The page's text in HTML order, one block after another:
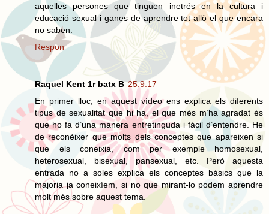
aquelles persones que tinguen inetrés en la cultura i
educació sexual i ganes de aprendre tot allò el que encara
no saben.
Respon
Raquel Kent 1r batx B 25.9.17
En primer lloc, en aquest vídeo ens explica els diferents
tipus de sexualitat que hi ha, el que més m’ha agradat és
que ho fa d’una manera entretinguda i fàcil d’entendre. He
de reconèixer que molts dels conceptes que apareixen si
que els coneixia, com per exemple homosexual,
heterosexual, bisexual, pansexual, etc. Però aquesta
entrada no a soles explica els conceptes bàsics que la
majoria ja coneixíem, si no que mirant-lo podem aprendre
molt més sobre aquest tema.